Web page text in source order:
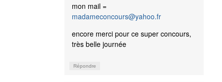
mon mail =
madameconcours@yahoo.fr
encore merci pour ce super concours,
très belle journée
Répondre